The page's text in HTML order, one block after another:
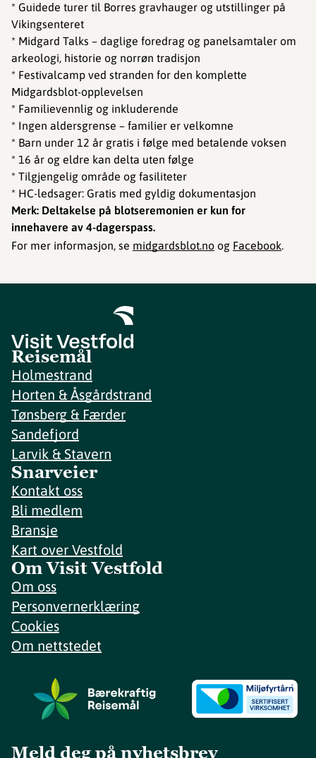
* Guidede turer til Borres gravhauger og utstillinger på
Vikingsenteret
* Midgard Talks – daglige foredrag og panelsamtaler om
arkeologi, historie og norrøn tradisjon
* Festivalcamp ved stranden for den komplette
Midgardsblot-opplevelsen
* Familievennlig og inkluderende
* Ingen aldersgrense – familier er velkomne
* Barn under 12 år gratis i følge med betalende voksen
* 16 år og eldre kan delta uten følge
* Tilgjengelig område og fasiliteter
* HC-ledsager: Gratis med gyldig dokumentasjon
Merk: Deltakelse på blotseremonien er kun for
innehavere av 4-dagerspass.
For mer informasjon, se midgardsblot.no og Facebook.
Reisemål
Holmestrand
Horten & Åsgårdstrand
Tønsberg & Færder
Sandefjord
Larvik & Stavern
Snarveier
Kontakt oss
Bli medlem
Bransje
Kart over Vestfold
Om Visit Vestfold
Om oss
Personvernerklæring
Cookies
Om nettstedet
Meld deg på nyhetsbrev